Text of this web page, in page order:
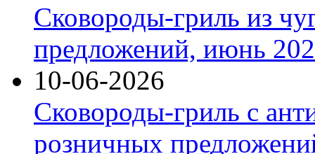
Сковороды-гриль из
предложений, июнь
10-06-2026
Сковороды-гриль с
розничных